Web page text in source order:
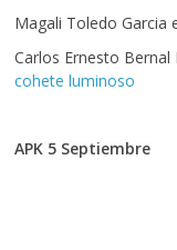
Magali Toledo Garcia
Carlos Ernesto Bernal
cohete luminoso
APK 5 Septiembre